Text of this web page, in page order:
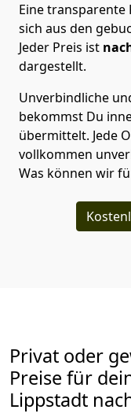
Eine transparente
sich aus den
Jeder Preis ist
dargestellt.
Unverbindliche
bekommst Du
übermittelt. Jede
vollkommen
Was können wir
Privat oder
Preise für
Lippstadt